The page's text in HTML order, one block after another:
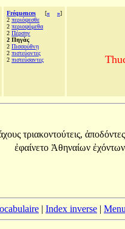
Fréquences [« »]
2 περιόψεσθε
2 περιοψόμεθα
2 Πέρσην
2 Πηγὰς
2 Πισσούθνῃ
2 πιστεύοντες
2 πιστεύσαντες
τριακοντούτεις, ἀποδόντες
ἐφαίνετο Ἀθηναίων ἐχόντων
| Index inverse | Menu